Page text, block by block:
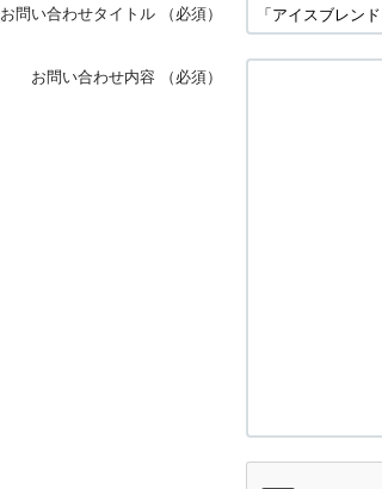
お問い合わせタイトル （必須）
お問い合わせ内容 （必須）